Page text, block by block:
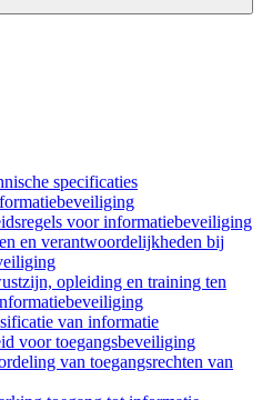
specificaties
voor informatiebeveiliging
en verantwoordelijkheden bij
opleiding en training ten
van informatie
voor toegangsbeveiliging
van toegangsrechten van